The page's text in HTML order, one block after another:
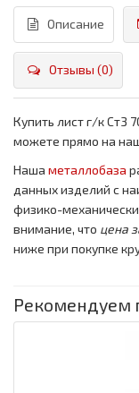
Описание
Отзывы (0)
Купить лист г/к Ст3
можете прямо на
Наша металлобаза
данных изделий с
физико-
внимание, что цена
ниже при покупке
Рекомендуем